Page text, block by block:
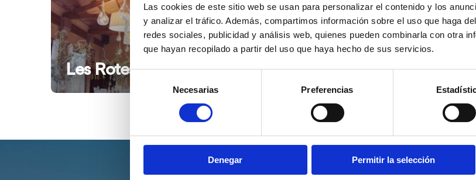
Las cookies de este sitio web se usan para personalizar el contenido y los
y analizar el tráfico. Además, compartimos información sobre el uso que haga
redes sociales, publicidad y análisis web, quienes pueden combinarla con otra
que hayan recopilado a partir del uso que haya hecho de sus servicios.
Selección
de
consentimiento
Necesarias Preferencias
Denegar Permitir la selección
Les Rotes Nou Romà